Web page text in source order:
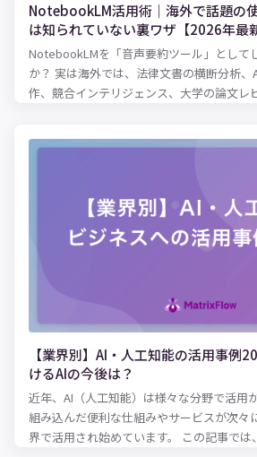
NotebookLM活用術｜海外で話題の
は知られていない裏ワザ【2026年最
NotebookLMを「音声要約ツール」として
か？ 実は海外では、法律文書の横断分析、
作、競合インテリジェンス、大学の論文レ
の最新事例・パワーユーザーの裏ワザ・知
【業界別】AI・人工知能の活用事例
けるAIの今後は？
近年、AI（人工知能）は様々な分野で活用
組み込んだ便利な仕組みやサービスが次々
界で活用され始めています。 この記事では